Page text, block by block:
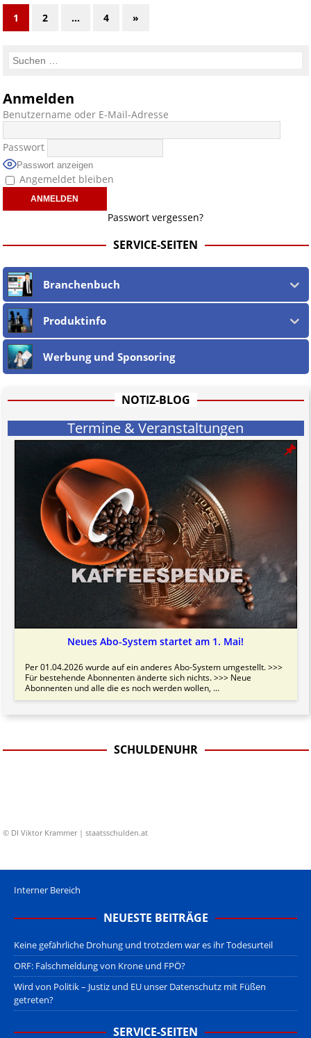
1 2 … 4 »
Anmelden
Benutzername oder E-Mail-Adresse
Passwort
Passwort anzeigen
Angemeldet bleiben
Passwort vergessen?
SERVICE-SEITEN
Branchenbuch
Produktinfo
Werbung und Sponsoring
NOTIZ-BLOG
Termine & Veranstaltungen
Neues Abo-System startet am 1. Mai!
Per 01.04.2026 wurde auf ein anderes Abo-System umgestellt. >>>
Für bestehende Abonnenten änderte sich nichts. >>> Neue
Abonnenten und alle die es noch werden wollen, ...
SCHULDENUHR
© DI Viktor Krammer | staatsschulden.at
Interner Bereich
NEUESTE BEITRÄGE
Keine gefährliche Drohung und trotzdem war es ihr Todesurteil
ORF: Falschmeldung von Krone und FPÖ?
Wird von Politik – Justiz und EU unser Datenschutz mit Füßen
getreten?
SERVICE-SEITEN